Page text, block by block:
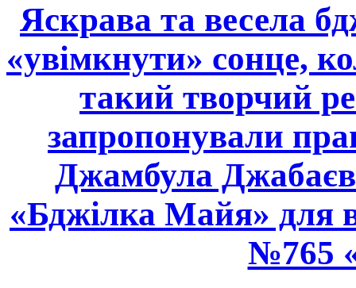
Яскрава та весела
«увімкнути» сонце,
такий творчий
запропонували
Джамбула
«Бджілка Майя» для
№765